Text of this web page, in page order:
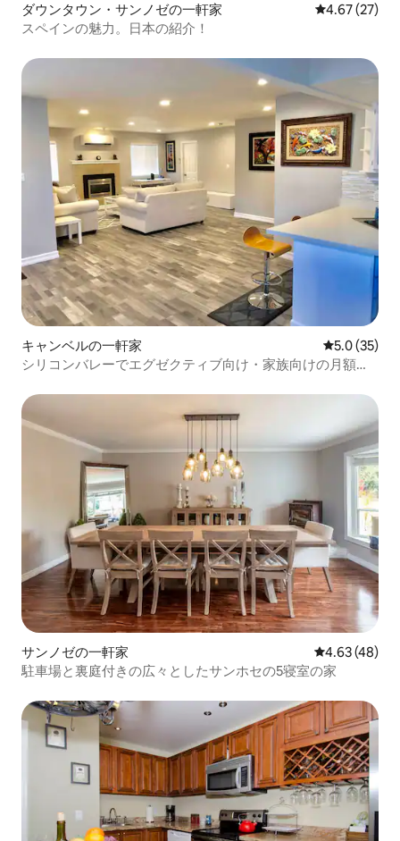
ダウンタウン・サンノゼの一軒家 レビュー27
4.67 (27)
スペインの魅力。日本の紹介！
キャンベルの一軒家 レビュー35
5.0 (35)
シリコンバレーでエグゼクティブ向け・家族向けの月額レ
サンノゼの一軒家 レビュー48
4.63 (48)
駐車場と裏庭付きの広々としたサンホセの5寝室の家